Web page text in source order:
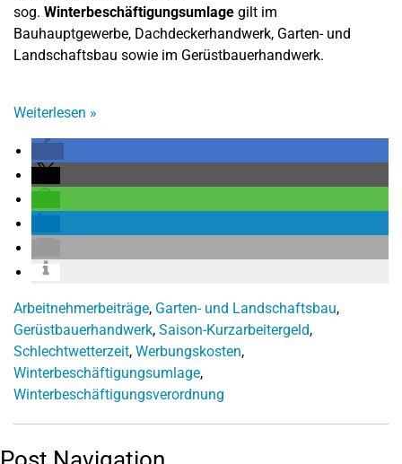
sog. Winterbeschäftigungsumlage gilt im
Bauhauptgewerbe, Dachdeckerhandwerk, Garten- und
Landschaftsbau sowie im Gerüstbauerhandwerk.
Weiterlesen »
Arbeitnehmerbeiträge, Garten- und Landschaftsbau,
Gerüstbauerhandwerk, Saison-Kurzarbeitergeld,
Schlechtwetterzeit, Werbungskosten,
Winterbeschäftigungsumlage,
Winterbeschäftigungsverordnung